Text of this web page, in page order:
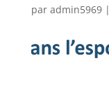
par admin5969|